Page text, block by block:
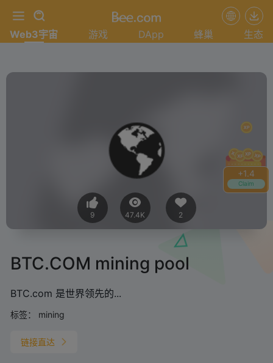
+1.4
Claim
Web3宇宙 游戏 DApp 蜂巢 生态
9 47.4K 2
BTC.COM mining pool
BTC.com 是世界领先的...
标签： mining
链接直达